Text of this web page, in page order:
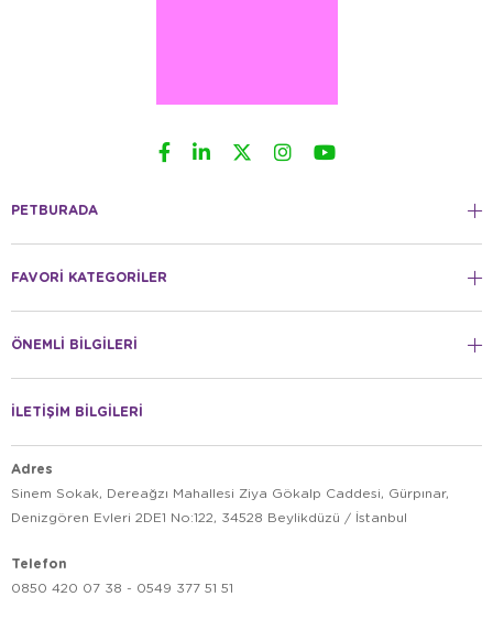
PETBURADA
FAVORİ KATEGORİLER
ÖNEMLİ BİLGİLERİ
İLETİŞİM BİLGİLERİ
Adres
Sinem Sokak, Dereağzı Mahallesi Ziya Gökalp Caddesi, Gürpınar,
Denizgören Evleri 2DE1 No:122, 34528 Beylikdüzü / İstanbul
Telefon
0850 420 07 38 - 0549 377 51 51